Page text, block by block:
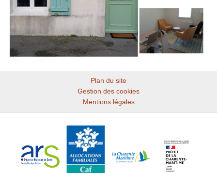
Plan du site
Gestion des cookies
Mentions légales